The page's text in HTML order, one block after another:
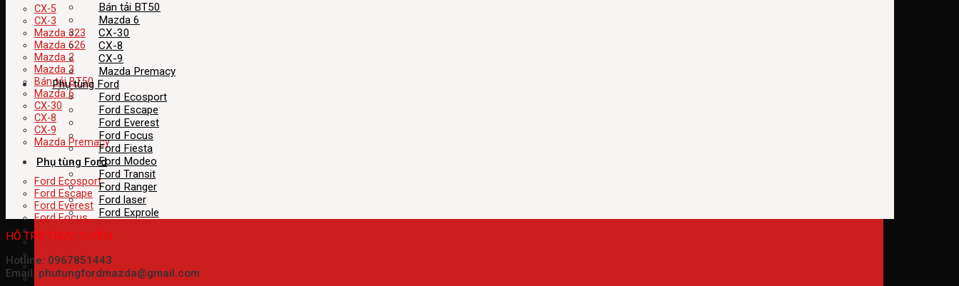
CX-5
CX-3
Mazda 323
Mazda 626
Mazda 2
Mazda 3
Bán tải BT50
Mazda 6
CX-30
CX-8
CX-9
Mazda Premacy
Phụ tùng Ford
Ford Ecosport
Ford Escape
Ford Everest
Ford Focus
Ford Fiesta
Ford Modeo
Ford Transit
Ford Ranger
Ford laser
Bán tải BT50
Mazda 6
CX-30
CX-8
CX-9
Mazda Premacy
Phụ tùng Ford
Ford Ecosport
Ford Escape
Ford Everest
Ford Focus
Ford Fiesta
Ford Modeo
Ford Transit
Ford Ranger
Ford laser
Ford Exprole
HỖ TRỢ TRỰC TUYẾN
Hotline: 0967851443
Email: phutungfordmazda@gmail.com